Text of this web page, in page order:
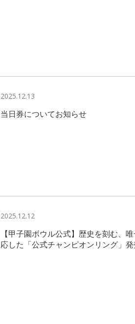
2025.12.13
当日券についてお知らせ
2025.12.12
【甲子園ボウル公式】歴史を刻む、
応した「公式チャンピオンリング」発